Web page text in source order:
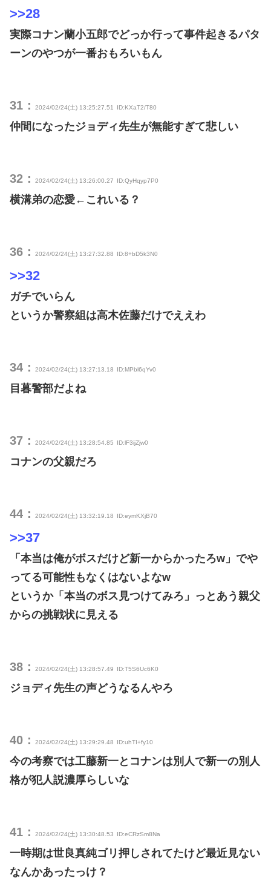
>>28
実際コナン蘭小五郎でどっか行って事件起きるパタ
ーンのやつが一番おもろいもん
31： 2024/02/24(土) 13:25:27.51 ID:KXaT2/T80
仲間になったジョディ先生が無能すぎて悲しい
32： 2024/02/24(土) 13:26:00.27 ID:QyHqyp7P0
横溝弟の恋愛←これいる？
36： 2024/02/24(土) 13:27:32.88 ID:8+bD5k3N0
>>32
ガチでいらん
というか警察組は高木佐藤だけでええわ
34： 2024/02/24(土) 13:27:13.18 ID:MPbl6qYv0
目暮警部だよね
37： 2024/02/24(土) 13:28:54.85 ID:lF3ijZjw0
コナンの父親だろ
44： 2024/02/24(土) 13:32:19.18 ID:eymKXjB70
>>37
「本当は俺がボスだけど新一からかったろw」でや
ってる可能性もなくはないよなw
というか「本当のボス見つけてみろ」っとあう親父
からの挑戦状に見える
38： 2024/02/24(土) 13:28:57.49 ID:T5S6Uc6K0
ジョディ先生の声どうなるんやろ
40： 2024/02/24(土) 13:29:29.48 ID:uhTI+fy10
今の考察では工藤新一とコナンは別人で新一の別人
格が犯人説濃厚らしいな
41： 2024/02/24(土) 13:30:48.53 ID:eCRzSm8Na
一時期は世良真純ゴリ押しされてたけど最近見ない
なんかあったっけ？